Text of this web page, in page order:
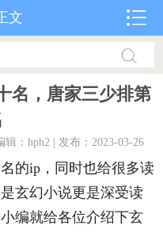
文
名，唐家三少排第
辑：hph2 | 发布：2023-03-26
ip，同时也给很多读
玄幻小说更是深受读
编就给各位介绍下玄